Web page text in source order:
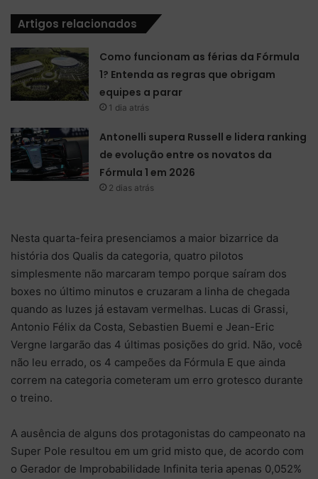
Artigos relacionados
Como funcionam as férias da Fórmula
1? Entenda as regras que obrigam
equipes a parar
1 dia atrás
Antonelli supera Russell e lidera ranking
de evolução entre os novatos da
Fórmula 1 em 2026
2 dias atrás
Nesta quarta-feira presenciamos a maior bizarrice da
história dos Qualis da categoria, quatro pilotos
simplesmente não marcaram tempo porque saíram dos
boxes no último minutos e cruzaram a linha de chegada
quando as luzes já estavam vermelhas. Lucas di Grassi,
Antonio Félix da Costa, Sebastien Buemi e Jean-Eric
Vergne largarão das 4 últimas posições do grid. Não, você
não leu errado, os 4 campeões da Fórmula E que ainda
correm na categoria cometeram um erro grotesco durante
o treino.
A ausência de alguns dos protagonistas do campeonato na
Super Pole resultou em um grid misto que, de acordo com
o Gerador de Improbabilidade Infinita teria apenas 0,052%